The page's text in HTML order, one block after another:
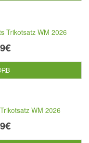
Trikotsatz WM 2026
WM 2026